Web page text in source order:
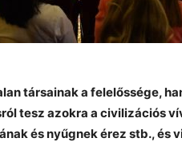
társainak a felelőssége,
tesz azokra a civilizációs
és nyűgnek érez stb., és